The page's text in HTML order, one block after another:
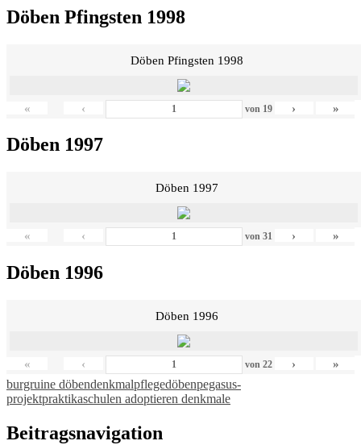
Döben Pfingsten 1998
Döben Pfingsten 1998
« ‹ von 19 › »
Döben 1997
Döben 1997
« ‹ von 31 › »
Döben 1996
Döben 1996
« ‹ von 22 › »
burgruine döbendenkmalpflegedöbenpegasus-
projektpraktikaschulen adoptieren denkmale
Beitragsnavigation